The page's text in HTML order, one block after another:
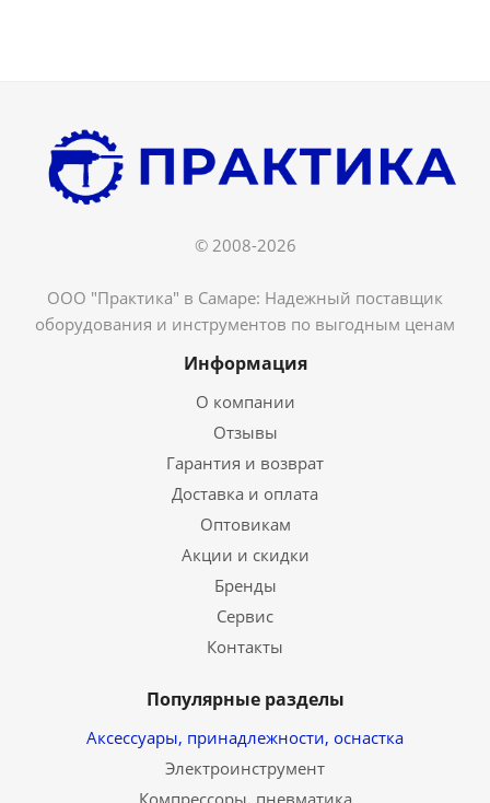
© 2008-2026
ООО "Практика" в Самаре: Надежный поставщик
оборудования и инструментов по выгодным ценам
Информация
О компании
Отзывы
Гарантия и возврат
Доставка и оплата
Оптовикам
Акции и скидки
Бренды
Сервис
Контакты
Популярные разделы
Аксессуары, принадлежности, оснастка
Электроинструмент